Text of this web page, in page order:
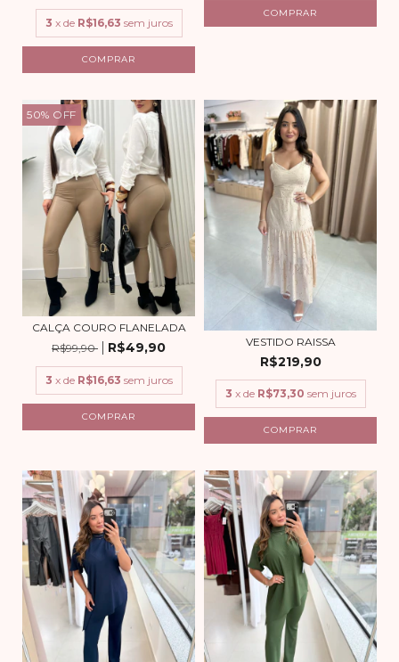
3 x de R$16,63 sem juros
COMPRAR
COMPRAR
50% OFF
CALÇA COURO FLANELADA
R$99,90
R$49,90
3 x de R$16,63 sem juros
COMPRAR
VESTIDO RAISSA
R$219,90
3 x de R$73,30 sem juros
COMPRAR